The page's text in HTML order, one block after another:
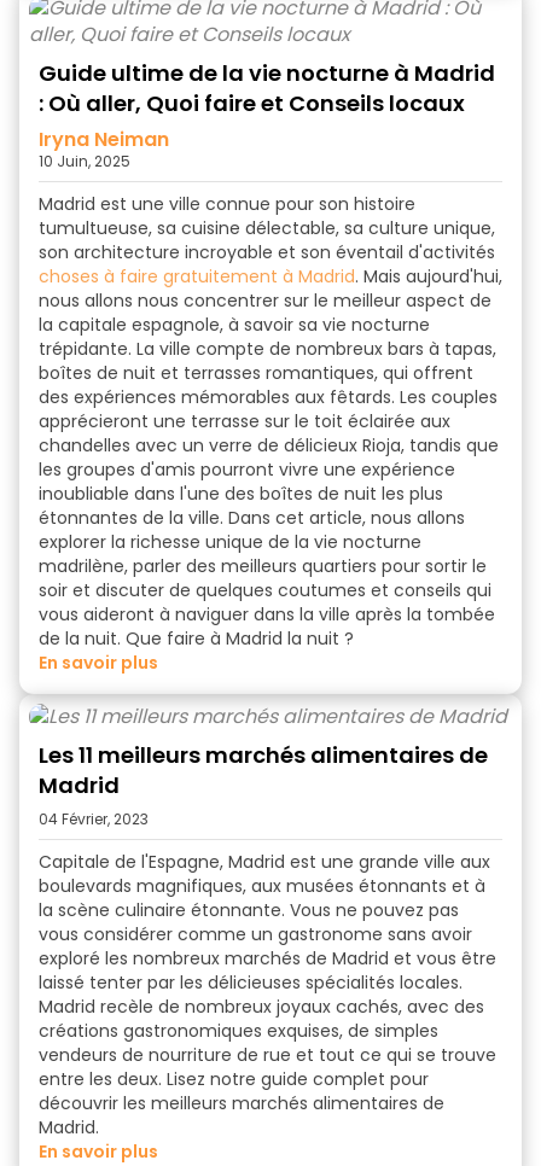
Guide ultime de la vie nocturne à Madrid
: Où aller, Quoi faire et Conseils locaux
Iryna Neiman
10 Juin, 2025
Madrid est une ville connue pour son histoire
tumultueuse, sa cuisine délectable, sa culture unique,
son architecture incroyable et son éventail d'activités
choses à faire gratuitement à Madrid. Mais aujourd'hui,
nous allons nous concentrer sur le meilleur aspect de
la capitale espagnole, à savoir sa vie nocturne
trépidante. La ville compte de nombreux bars à tapas,
boîtes de nuit et terrasses romantiques, qui offrent
des expériences mémorables aux fêtards. Les couples
apprécieront une terrasse sur le toit éclairée aux
chandelles avec un verre de délicieux Rioja, tandis que
les groupes d'amis pourront vivre une expérience
inoubliable dans l'une des boîtes de nuit les plus
étonnantes de la ville. Dans cet article, nous allons
explorer la richesse unique de la vie nocturne
madrilène, parler des meilleurs quartiers pour sortir le
soir et discuter de quelques coutumes et conseils qui
vous aideront à naviguer dans la ville après la tombée
de la nuit. Que faire à Madrid la nuit ?
en savoir plus
Les 11 meilleurs marchés alimentaires de
Madrid
04 Février, 2023
Capitale de l'Espagne, Madrid est une grande ville aux
boulevards magnifiques, aux musées étonnants et à
la scène culinaire étonnante. Vous ne pouvez pas
vous considérer comme un gastronome sans avoir
exploré les nombreux marchés de Madrid et vous être
laissé tenter par les délicieuses spécialités locales.
Madrid recèle de nombreux joyaux cachés, avec des
créations gastronomiques exquises, de simples
vendeurs de nourriture de rue et tout ce qui se trouve
entre les deux. Lisez notre guide complet pour
découvrir les meilleurs marchés alimentaires de
Madrid.
en savoir plus